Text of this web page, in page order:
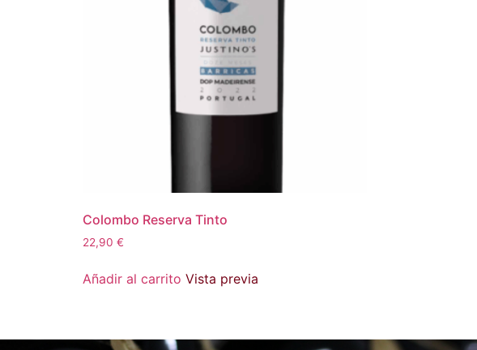
Colombo Reserva Tinto
22,90 €
Añadir al carrito Vista previa